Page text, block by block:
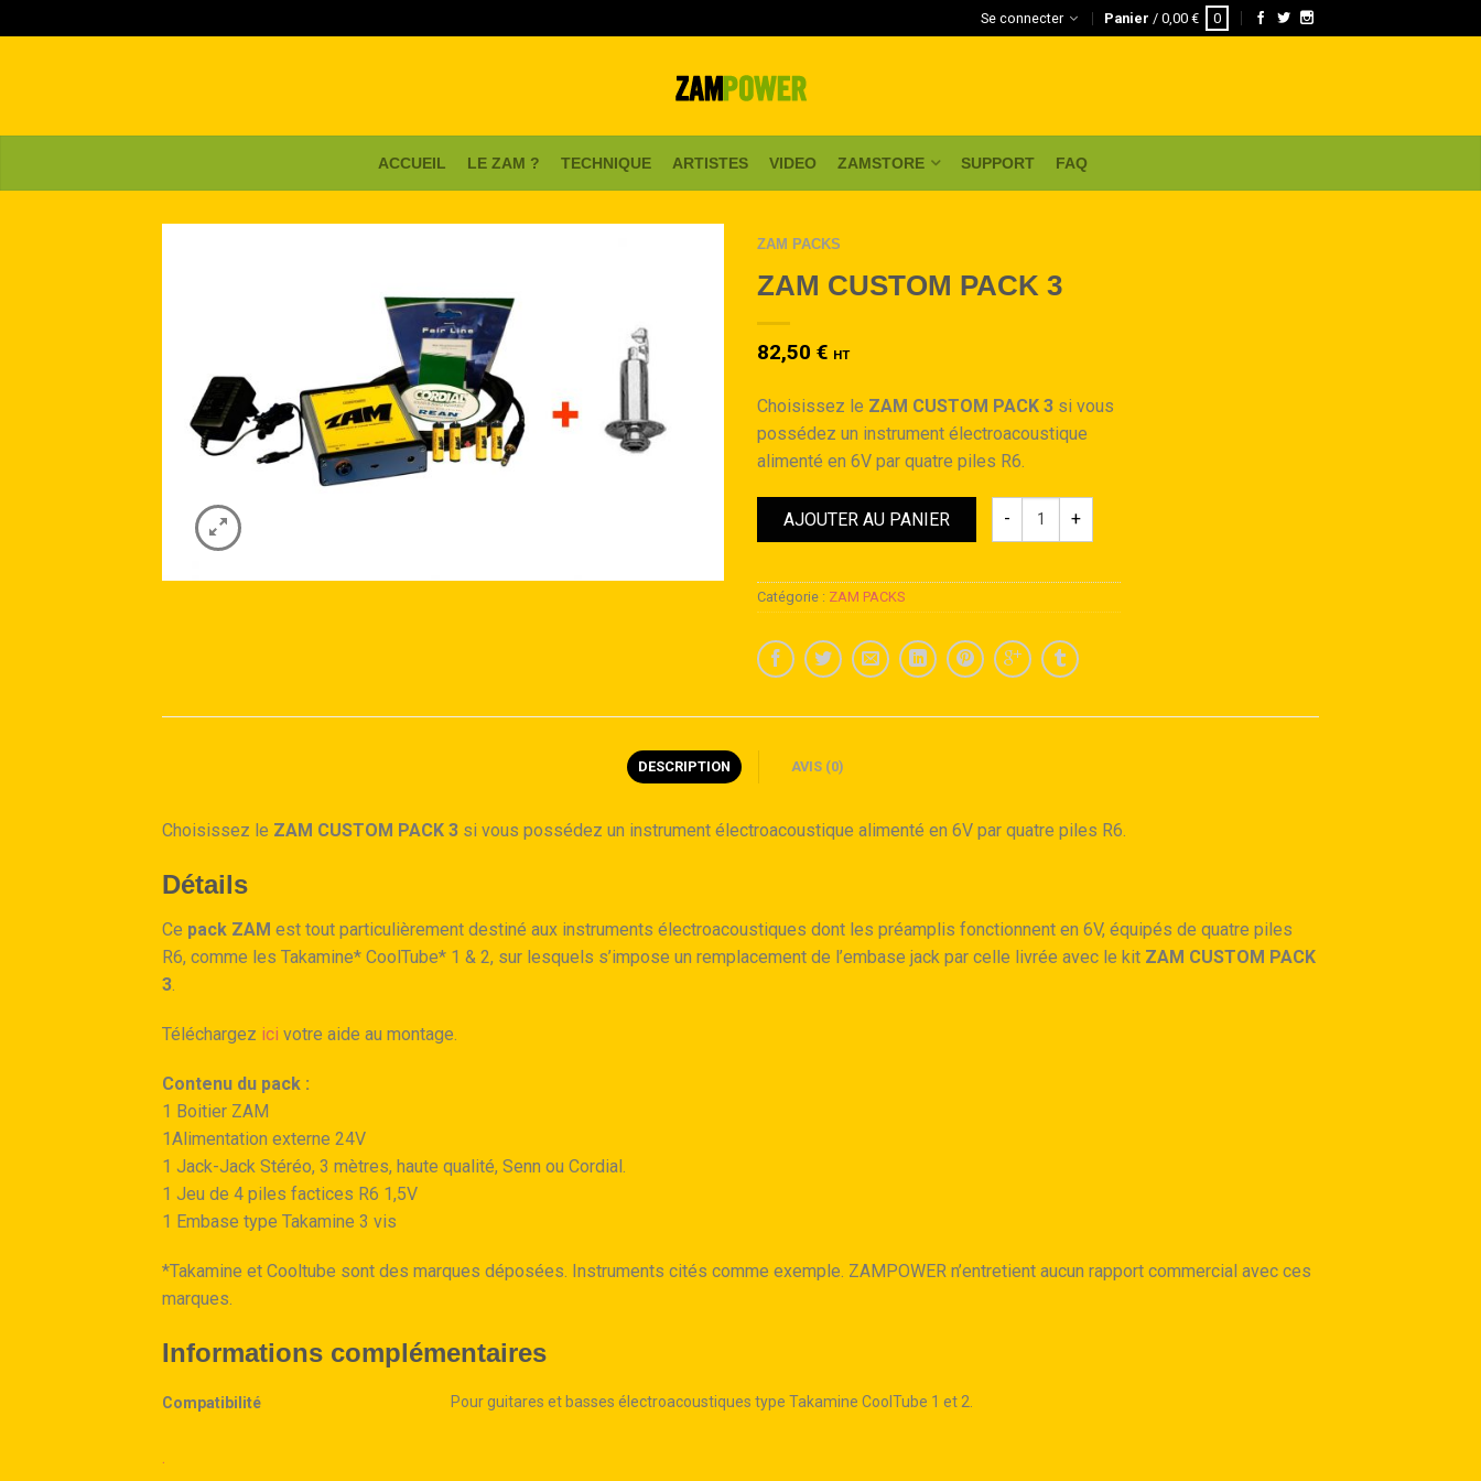
Se connecter Panier / 0,00 € 0
ACCUEIL LE ZAM ? TECHNIQUE ARTISTES VIDEO ZAMSTORE SUPPORT FAQ
ZAM PACKS
ZAM CUSTOM PACK 3
82,50 € HT
Choisissez le ZAM CUSTOM PACK 3 si vous
possédez un instrument électroacoustique
alimenté en 6V par quatre piles R6.
AJOUTER AU PANIER
quantité
de
3
Catégorie : ZAM PACKS
DESCRIPTION AVIS (0)
Choisissez le ZAM CUSTOM PACK 3 si vous possédez un instrument électroacoustique alimenté en 6V par quatre piles R6.
Détails
Ce pack ZAM est tout particulièrement destiné aux instruments électroacoustiques dont les préamplis fonctionnent en 6V, équipés de quatre piles
R6, comme les Takamine* CoolTube* 1 & 2, sur lesquels s’impose un remplacement de l’embase jack par celle livrée avec le kit ZAM CUSTOM PACK
3.
Téléchargez ici votre aide au montage.
Contenu du pack :
1 Boitier ZAM
1Alimentation externe 24V
1 Jack-Jack Stéréo, 3 mètres, haute qualité, Senn ou Cordial.
1 Jeu de 4 piles factices R6 1,5V
1 Embase type Takamine 3 vis
*Takamine et Cooltube sont des marques déposées. Instruments cités comme exemple. ZAMPOWER n’entretient aucun rapport commercial avec ces
marques.
Informations complémentaires
Compatibilité Pour guitares et basses électroacoustiques type Takamine CoolTube 1 et 2.
.